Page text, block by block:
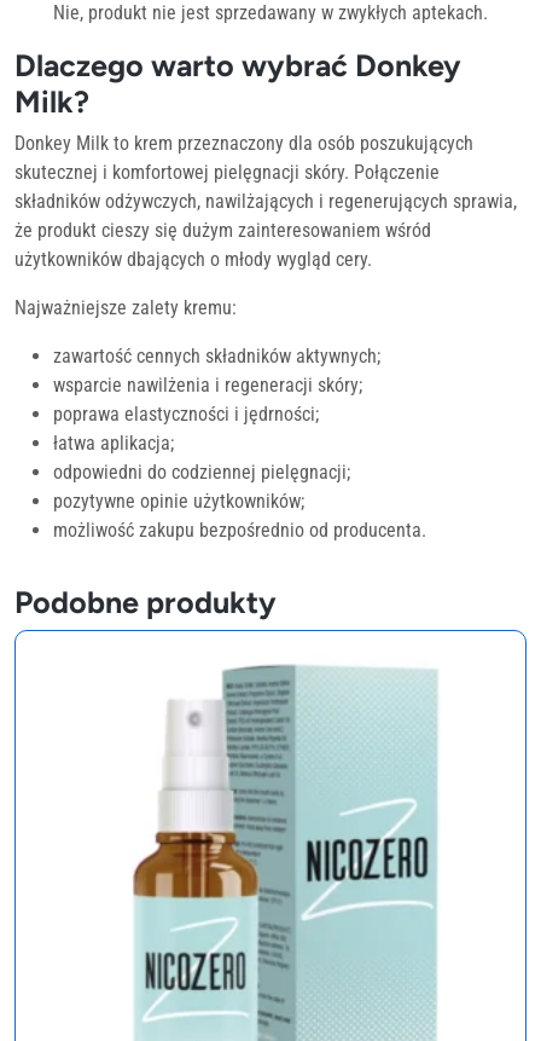
Nie, produkt nie jest sprzedawany w zwykłych aptekach.
Dlaczego warto wybrać Donkey
Milk?
Donkey Milk to krem przeznaczony dla osób poszukujących
skutecznej i komfortowej pielęgnacji skóry. Połączenie
składników odżywczych, nawilżających i regenerujących sprawia,
że produkt cieszy się dużym zainteresowaniem wśród
użytkowników dbających o młody wygląd cery.
Najważniejsze zalety kremu:
zawartość cennych składników aktywnych;
wsparcie nawilżenia i regeneracji skóry;
poprawa elastyczności i jędrności;
łatwa aplikacja;
odpowiedni do codziennej pielęgnacji;
pozytywne opinie użytkowników;
możliwość zakupu bezpośrednio od producenta.
Podobne produkty